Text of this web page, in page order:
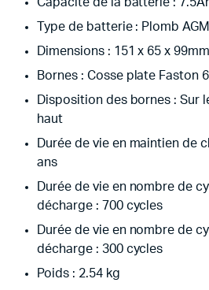
Type de batterie : Plomb AGM
Dimensions : 151 x 65 x 99mm
Bornes : Cosse plate Faston
Disposition des bornes : Sur
haut
Durée de vie en maintien de
ans
Durée de vie en nombre de
décharge : 700 cycles
Durée de vie en nombre de
décharge : 300 cycles
Poids : 2.54 kg